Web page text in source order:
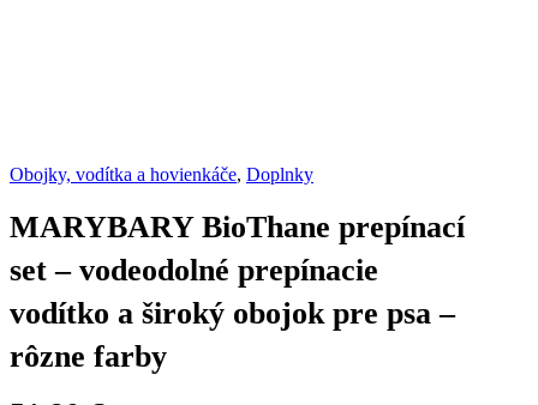
Obojky, vodítka a hovienkáče, Doplnky
MARYBARY BioThane prepínací
set – vodeodolné prepínacie
vodítko a široký obojok pre psa –
rôzne farby